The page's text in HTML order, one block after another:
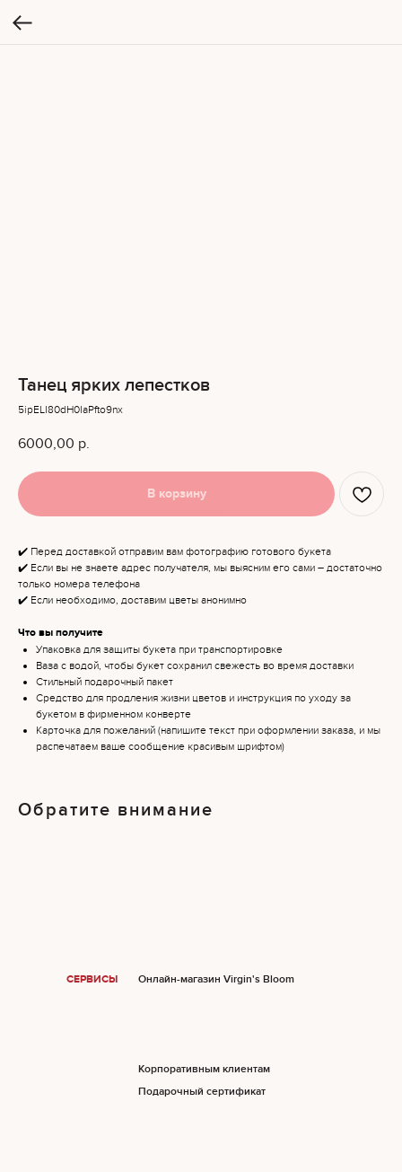
Танец ярких лепестков
5ipELI80dH0IaPfto9nx
6000,00 р.
В корзину
✔️ Перед доставкой отправим вам фотографию готового букета
✔️ Если вы не знаете адрес получателя, мы выясним его сами – достаточно
только номера телефона
✔️ Если необходимо, доставим цветы анонимно
Что вы получите
Упаковка для защиты букета при транспортировке
Ваза с водой, чтобы букет сохранил свежесть во время доставки
Стильный подарочный пакет
Средство для продления жизни цветов и инструкция по уходу за
букетом в фирменном конверте
Карточка для пожеланий (напишите текст при оформлении заказа, и мы
распечатаем ваше сообщение красивым шрифтом)
Обратите внимание
СЕРВИСЫ Онлайн-магазин Virgin's Bloom
Корпоративным клиентам
Подарочный сертификат